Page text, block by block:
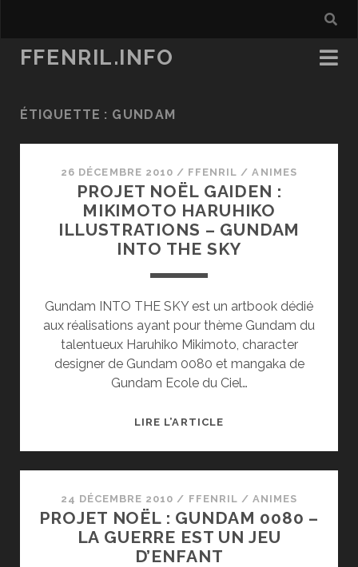
FFENRIL.INFO
ÉTIQUETTE : GUNDAM
26 DÉCEMBRE 2010 / FFENRIL /ANIMES
PROJET NOËL GAIDEN :
MIKIMOTO HARUHIKO
ILLUSTRATIONS – GUNDAM
INTO THE SKY
Gundam INTO THE SKY est un artbook dédié
aux réalisations ayant pour thème Gundam du
talentueux Haruhiko Mikimoto, character
designer de Gundam 0080 et mangaka de
Gundam Ecole du Ciel…
LIRE L’ARTICLEPROJET
MIKIMOTO
HARUHIKO
ILLUSTRATIONS
24 DÉCEMBRE 2010 / FFENRIL / ANIMES
PROJET NOËL : GUNDAM 0080 –
LA GUERRE EST UN JEU
D’ENFANT